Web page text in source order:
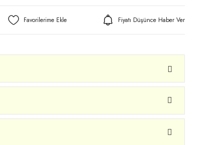
Fiyatı Düşünce Haber Ver